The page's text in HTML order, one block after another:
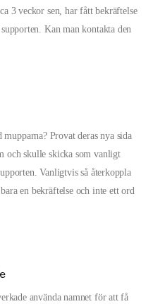
3 veckor sen, har fått bekräftelse
Kan man kontakta den
Provat deras nya sida
och skulle skicka som vanligt
Vanligtvis så återkoppla
en bekräftelse och inte ett ord
använda namnet för att få